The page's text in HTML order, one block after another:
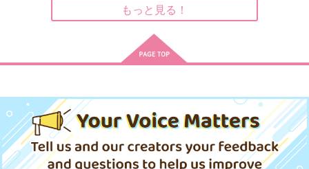
チェリー座
5,500円 （税込）
リリア・ヴァンルージュ
サンプル
ひろし×グ・ラハ・ティア
サンプル
地球庭園
787円（税込）
オルシュファン×光の戦士♀
サンプル
pentas ひよこ豆サン
ド
専売 770 円（税込）
ファイナルファンタジー
光の戦士×グ・ラハ・ティア
もっと見る！